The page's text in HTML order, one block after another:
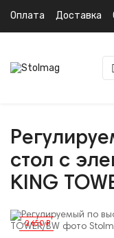
Оплата Доставка
стол с
KING
-2 650 ₽